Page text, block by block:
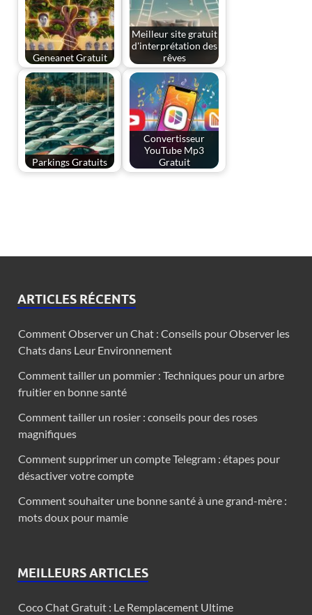
Geneanet Gratuit
Meilleur site gratuit
d'interprétation des
rêves
Parkings Gratuits
Convertisseur
YouTube Mp3
Gratuit
ARTICLES RÉCENTS
Comment Observer un Chat : Conseils pour Observer les
Chats dans Leur Environnement
Comment tailler un pommier : Techniques pour un arbre
fruitier en bonne santé
Comment tailler un rosier : conseils pour des roses
magnifiques
Comment supprimer un compte Telegram : étapes pour
désactiver votre compte
Comment souhaiter une bonne santé à une grand-mère :
mots doux pour mamie
MEILLEURS ARTICLES
Coco Chat Gratuit : Le Remplacement Ultime